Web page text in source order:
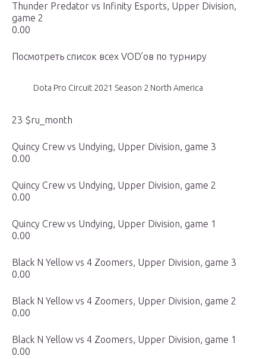
Thunder Predator vs Infinity Esports, Upper Division,
game 2
0.00
Посмотреть список всех VOD’ов по турниру
Dota Pro Circuit 2021 Season 2 North America
23 $ru_month
Quincy Crew vs Undying, Upper Division, game 3
0.00
Quincy Crew vs Undying, Upper Division, game 2
0.00
Quincy Crew vs Undying, Upper Division, game 1
0.00
Black N Yellow vs 4 Zoomers, Upper Division, game 3
0.00
Black N Yellow vs 4 Zoomers, Upper Division, game 2
0.00
Black N Yellow vs 4 Zoomers, Upper Division, game 1
0.00